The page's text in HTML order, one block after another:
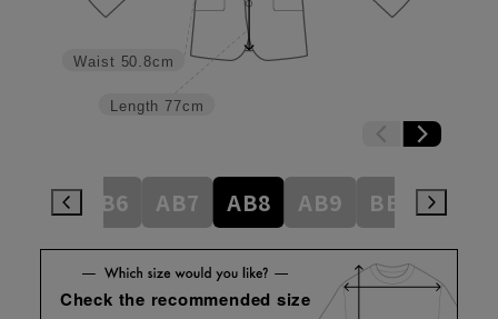
Length 77cm
Waist 50.8cm
AB6 AB7 AB8 AB9 BE3
Check the recommended size